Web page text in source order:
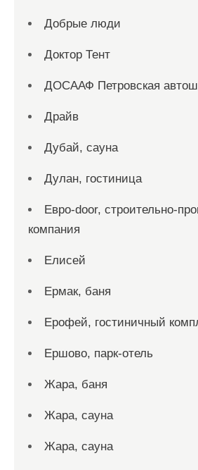
Добрые люди
Доктор Тент
ДОСААФ Петровская
Драйв
Дубай, сауна
Дулан, гостиница
Евро-door, строительно-
компания
Елисей
Ермак, баня
Ерофей, гостиничный
Ершово, парк-отель
Жара, баня
Жара, сауна
Жара, сауна